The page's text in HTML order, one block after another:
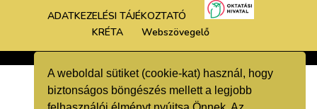
A weboldal sütiket (cookie-kat) használ, hogy
biztonságos böngészés mellett a legjobb
ADATKEZELÉSI TÁJÉKOZTATÓ
KRÉTA
Webszövegelő